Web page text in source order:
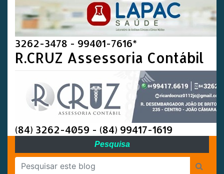
3262-3478 - 99401-7616*
R.CRUZ Assessoria Contábil
(84) 3262-4059 - (84) 99417-1619
Pesquisa